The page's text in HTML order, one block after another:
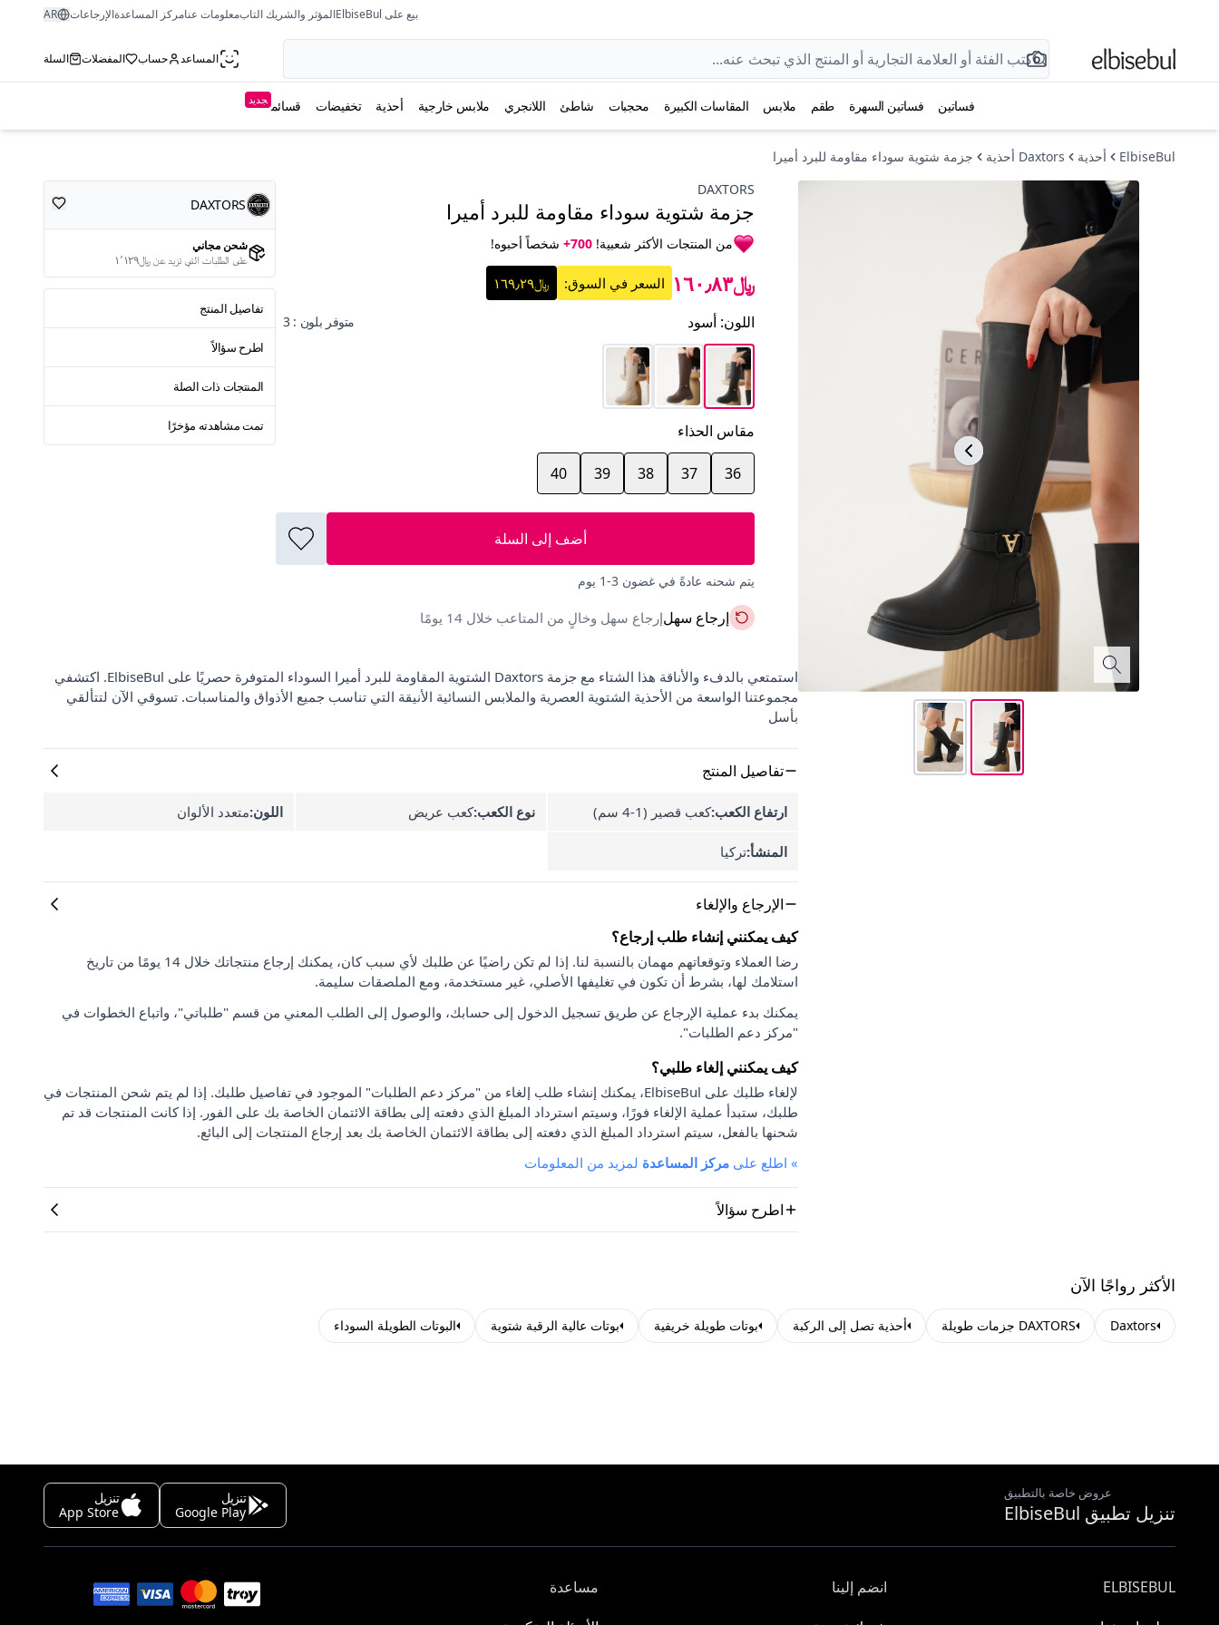
بيع على ElbiseBul المؤثر والشريك التابمعلومات عنامركز المساعدةالإرجاعات AR
المساعد حساب المفضلات السلة
فساتين فساتين السهرة طقم ملابس المقاسات الكبيرة محجبات شاطئ اللانجري ملابس خارجية أحذية تخفيضات قسائم جديد
ElbiseBul أحذية Daxtors أحذية
جزمة شتوية سوداء مقاومة للبرد أميرا
DAXTORS
جزمة شتوية سوداء مقاومة للبرد أميرا
من المنتجات الأكثر شعبية! 700+ شخصاً أحبوه!
﷼١٦٠٫٨٣ السعر في السوق: ﷼١٦٩٫٢٩
اللون: أسود متوفر بلون : 3
مقاس الحذاء
36
37
38
39
40
أضف إلى السلة
يتم شحنه عادةً في غضون 3-1 يوم
إرجاع سهلإرجاع سهل وخالٍ من المتاعب خلال 14 يومًا
DAXTORS
شحن مجاني
على الطلبات التي تزيد عن ﷼١٬١٢٩
تفاصيل المنتج
اطرح سؤالاً
المنتجات ذات الصلة
تمت مشاهدته مؤخرًا
استمتعي بالدفء والأناقة هذا الشتاء مع جزمة Daxtors الشتوية المقاومة للبرد أميرا السوداء المتوفرة حصريًا على ElbiseBul. اكتشفي
مجموعتنا الواسعة من الأحذية الشتوية العصرية والملابس النسائية الأنيقة التي تناسب جميع الأذواق والمناسبات. تسوقي الآن لتتألقي
بأسل
تفاصيل المنتج
ارتفاع الكعب:كعب قصير (1-4 سم) نوع الكعب:كعب عريض اللون:متعدد الألوان
المنشأ:تركيا
الإرجاع والإلغاء
كيف يمكنني إنشاء طلب إرجاع؟
رضا العملاء وتوقعاتهم مهمان بالنسبة لنا. إذا لم تكن راضيًا عن طلبك لأي سبب كان، يمكنك إرجاع منتجاتك خلال 14 يومًا من تاريخ
استلامك لها، بشرط أن تكون في تغليفها الأصلي، غير مستخدمة، ومع الملصقات سليمة.
يمكنك بدء عملية الإرجاع عن طريق تسجيل الدخول إلى حسابك، والوصول إلى الطلب المعني من قسم "طلباتي"، واتباع الخطوات في
"مركز دعم الطلبات".
كيف يمكنني إلغاء طلبي؟
لإلغاء طلبك على ElbiseBul، يمكنك إنشاء طلب إلغاء من "مركز دعم الطلبات" الموجود في تفاصيل طلبك. إذا لم يتم شحن المنتجات في
طلبك، ستبدأ عملية الإلغاء فورًا، وسيتم استرداد المبلغ الذي دفعته إلى بطاقة الائتمان الخاصة بك على الفور. إذا كانت المنتجات قد تم
شحنها بالفعل، سيتم استرداد المبلغ الذي دفعته إلى بطاقة الائتمان الخاصة بك بعد إرجاع المنتجات إلى البائع.
» اطلع على مركز المساعدة لمزيد من المعلومات
اطرح سؤالاً
الأكثر رواجًا الآن
Daxtors DAXTORS جزمات طويلة أحذية تصل إلى الركبة بوتات طويلة خريفية بوتات عالية الرقبة شتوية البوتات الطويلة السوداء
عروض خاصة بالتطبيق
تنزيل تطبيق ElbiseBul
تنزيل
Google Play
تنزيل
App Store
ELBISEBUL
انضم إلينا
مساعدة